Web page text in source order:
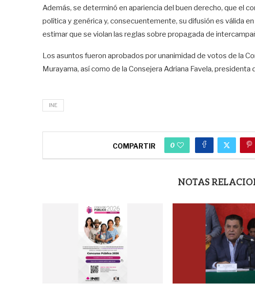
Además, se determinó en apariencia del buen derecho, que el
política y genérica y, consecuentemente, su difusión es válida
estimar que se violan las reglas sobre propagada de
Los asuntos fueron aprobados por unanimidad de votos de la
Murayama, así como de la Consejera Adriana Favela, presidenta
INE
COMPARTIR 0
NOTAS